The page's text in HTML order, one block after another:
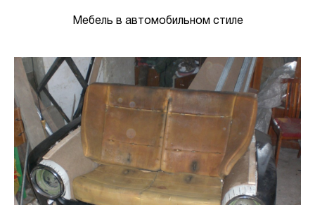
Мебель в автомобильном стиле